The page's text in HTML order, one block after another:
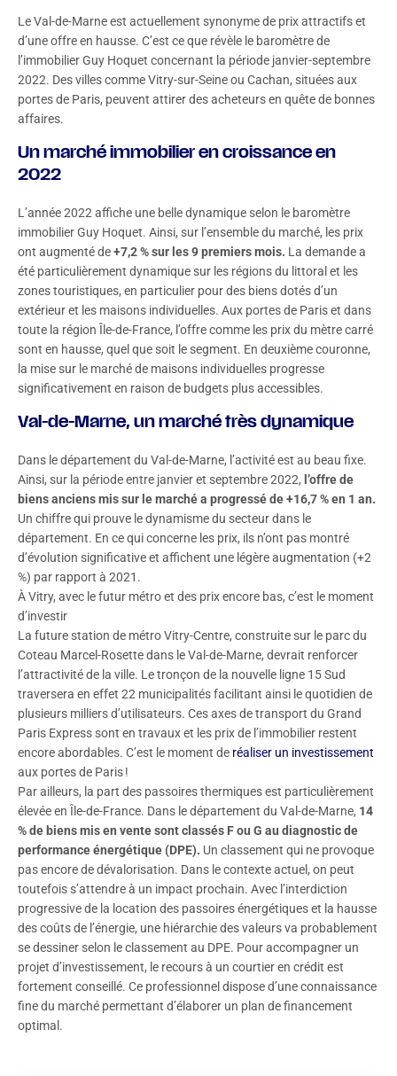
Le Val-de-Marne est actuellement synonyme de prix attractifs et
d’une offre en hausse. C’est ce que révèle le baromètre de
l’immobilier Guy Hoquet concernant la période janvier-septembre
2022. Des villes comme Vitry-sur-Seine ou Cachan, situées aux
portes de Paris, peuvent attirer des acheteurs en quête de bonnes
affaires.
Un marché immobilier en croissance en
2022
L’année 2022 affiche une belle dynamique selon le baromètre
immobilier Guy Hoquet. Ainsi, sur l’ensemble du marché, les prix
ont augmenté de+7,2 % sur les 9 premiers mois. La demande a
été particulièrement dynamique sur les régions du littoral et les
zones touristiques, en particulier pour des biens dotés d’un
extérieur et les maisons individuelles. Aux portes de Paris et dans
toute la région Île-de-France, l’offre comme les prix du mètre carré
sont en hausse, quel que soit le segment. En deuxième couronne,
la mise sur le marché de maisons individuelles progresse
significativement en raison de budgets plus accessibles.
Val-de-Marne, un marché très dynamique
Dans le département du Val-de-Marne, l’activité est au beau fixe.
Ainsi, sur la période entre janvier et septembre 2022, l’offre de
biens anciens mis sur le marché a progressé de +16,7 % en 1 an.
Un chiffre qui prouve le dynamisme du secteur dans le
département. En ce qui concerne les prix, ils n’ont pas montré
d’évolution significative et affichent une légère augmentation (+2
%) par rapport à 2021.
À Vitry, avec le futur métro et des prix encore bas, c’est le moment
d’investir
La future station de métro Vitry-Centre, construite sur le parc du
Coteau Marcel-Rosette dans le Val-de-Marne, devrait renforcer
l’attractivité de la ville. Le tronçon de la nouvelle ligne 15 Sud
traversera en effet 22 municipalités facilitant ainsi le quotidien de
plusieurs milliers d’utilisateurs. Ces axes de transport du Grand
Paris Express sont en travaux et les prix de l’immobilier restent
encore abordables. C’est le moment de réaliser un investissement
aux portes de Paris !
Par ailleurs, la part des passoires thermiques est particulièrement
élevée en Île-de-France. Dans le département du Val-de-Marne, 14
% de biens mis en vente sont classés F ou G au diagnostic de
performance énergétique (DPE). Un classement qui ne provoque
pas encore de dévalorisation. Dans le contexte actuel, on peut
toutefois s’attendre à un impact prochain. Avec l’interdiction
progressive de la location des passoires énergétiques et la hausse
des coûts de l’énergie, une hiérarchie des valeurs va probablement
se dessiner selon le classement au DPE. Pour accompagner un
projet d’investissement, le recours à un courtier en crédit est
fortement conseillé. Ce professionnel dispose d’une connaissance
fine du marché permettant d’élaborer un plan de financement
optimal.